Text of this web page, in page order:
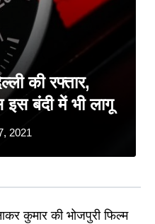
कुमार की भोजपुरी फिल्म
की रफ्तार,
इस बंदी में भी लागू
2021